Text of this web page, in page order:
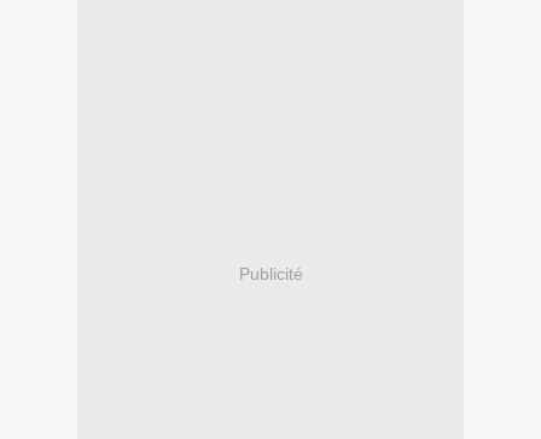
Publicité